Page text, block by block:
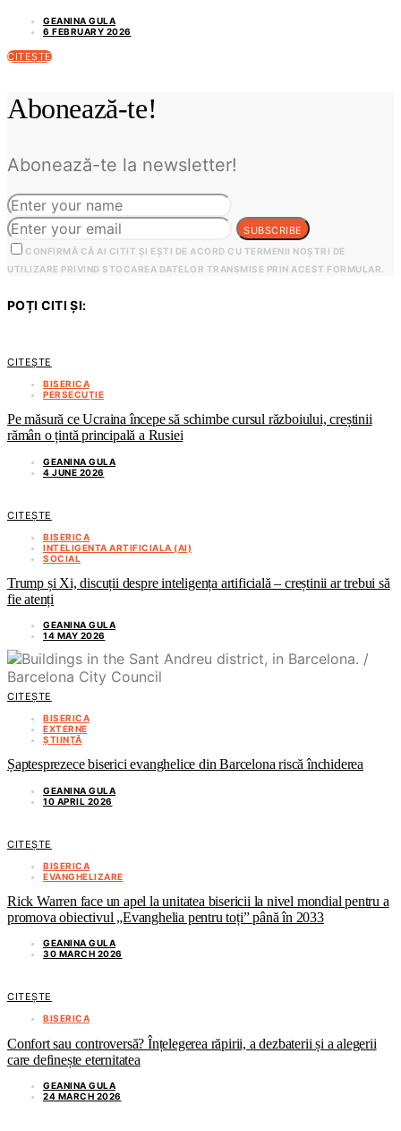
GEANINA GULA
6 FEBRUARY 2026
CITEȘTE
Abonează-te!
Abonează-te la newsletter!
SUBSCRIBE
CONFIRMĂ CĂ AI CITIT ȘI EȘTI DE ACORD CU TERMENII NOȘTRI DE
UTILIZARE PRIVIND STOCAREA DATELOR TRANSMISE PRIN ACEST FORMULAR.
POȚI CITI ȘI:
CITEȘTE
BISERICA
PERSECUȚIE
Pe măsură ce Ucraina începe să schimbe cursul războiului, creștinii
rămân o țintă principală a Rusiei
GEANINA GULA
4 JUNE 2026
CITEȘTE
BISERICA
INTELIGENTA ARTIFICIALA (AI)
SOCIAL
Trump și Xi, discuții despre inteligența artificială – creștinii ar trebui să
fie atenți
GEANINA GULA
14 MAY 2026
CITEȘTE
BISERICA
EXTERNE
ȘTIINȚĂ
Șaptesprezece biserici evanghelice din Barcelona riscă închiderea
GEANINA GULA
10 APRIL 2026
CITEȘTE
BISERICA
EVANGHELIZARE
Rick Warren face un apel la unitatea bisericii la nivel mondial pentru a
promova obiectivul „Evanghelia pentru toți” până în 2033
GEANINA GULA
30 MARCH 2026
CITEȘTE
BISERICA
Confort sau controversă? Înțelegerea răpirii, a dezbaterii și a alegerii
care definește eternitatea
GEANINA GULA
24 MARCH 2026